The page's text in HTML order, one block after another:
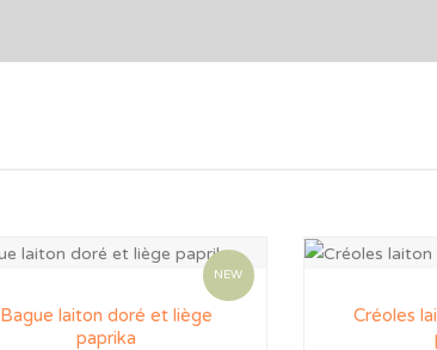
NEW
Bague laiton doré et liège
paprika
Créoles